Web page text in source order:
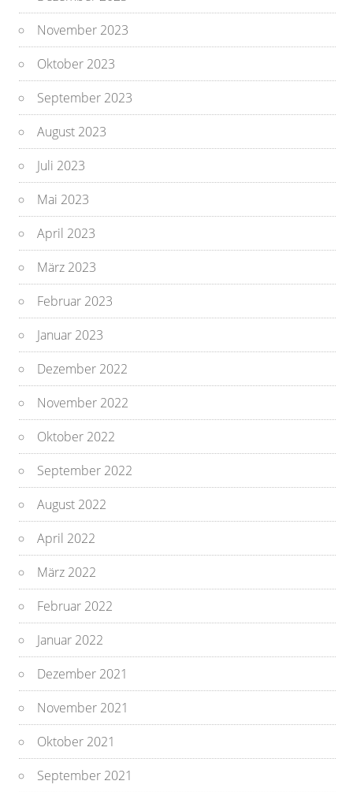
November 2023
Oktober 2023
September 2023
August 2023
Juli 2023
Mai 2023
April 2023
März 2023
Februar 2023
Januar 2023
Dezember 2022
November 2022
Oktober 2022
September 2022
August 2022
April 2022
März 2022
Februar 2022
Januar 2022
Dezember 2021
November 2021
Oktober 2021
September 2021